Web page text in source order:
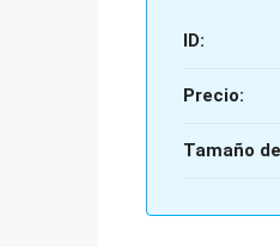
ID:
Precio:
Tamaño